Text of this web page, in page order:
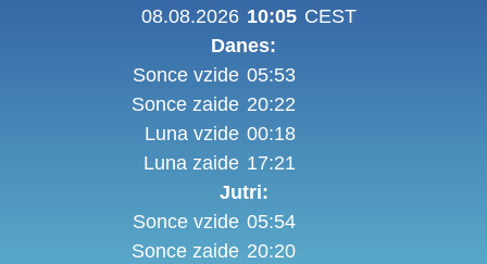
08.08.2026 10:05 CEST
Danes:
Sonce vzide 05:53
Sonce zaide 20:22
Luna vzide 00:18
Luna zaide 17:21
Jutri:
Sonce vzide 05:54
Sonce zaide 20:20